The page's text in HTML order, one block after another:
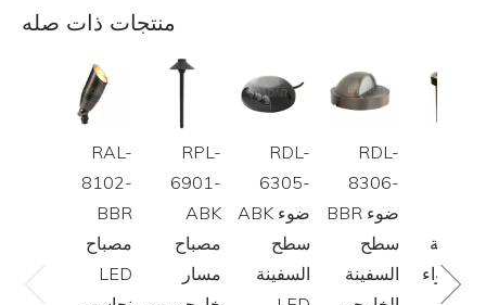
منتجات ذات صله
RAL-
8102-
BBR
مصباح
LED
RPL-
6901-
ABK
مصباح
مسار
RDL-
6305-
ABK ضوء
سطح
السفينة
RDL-
8306-
BBR ضوء
سطح
السفينة
الهواء